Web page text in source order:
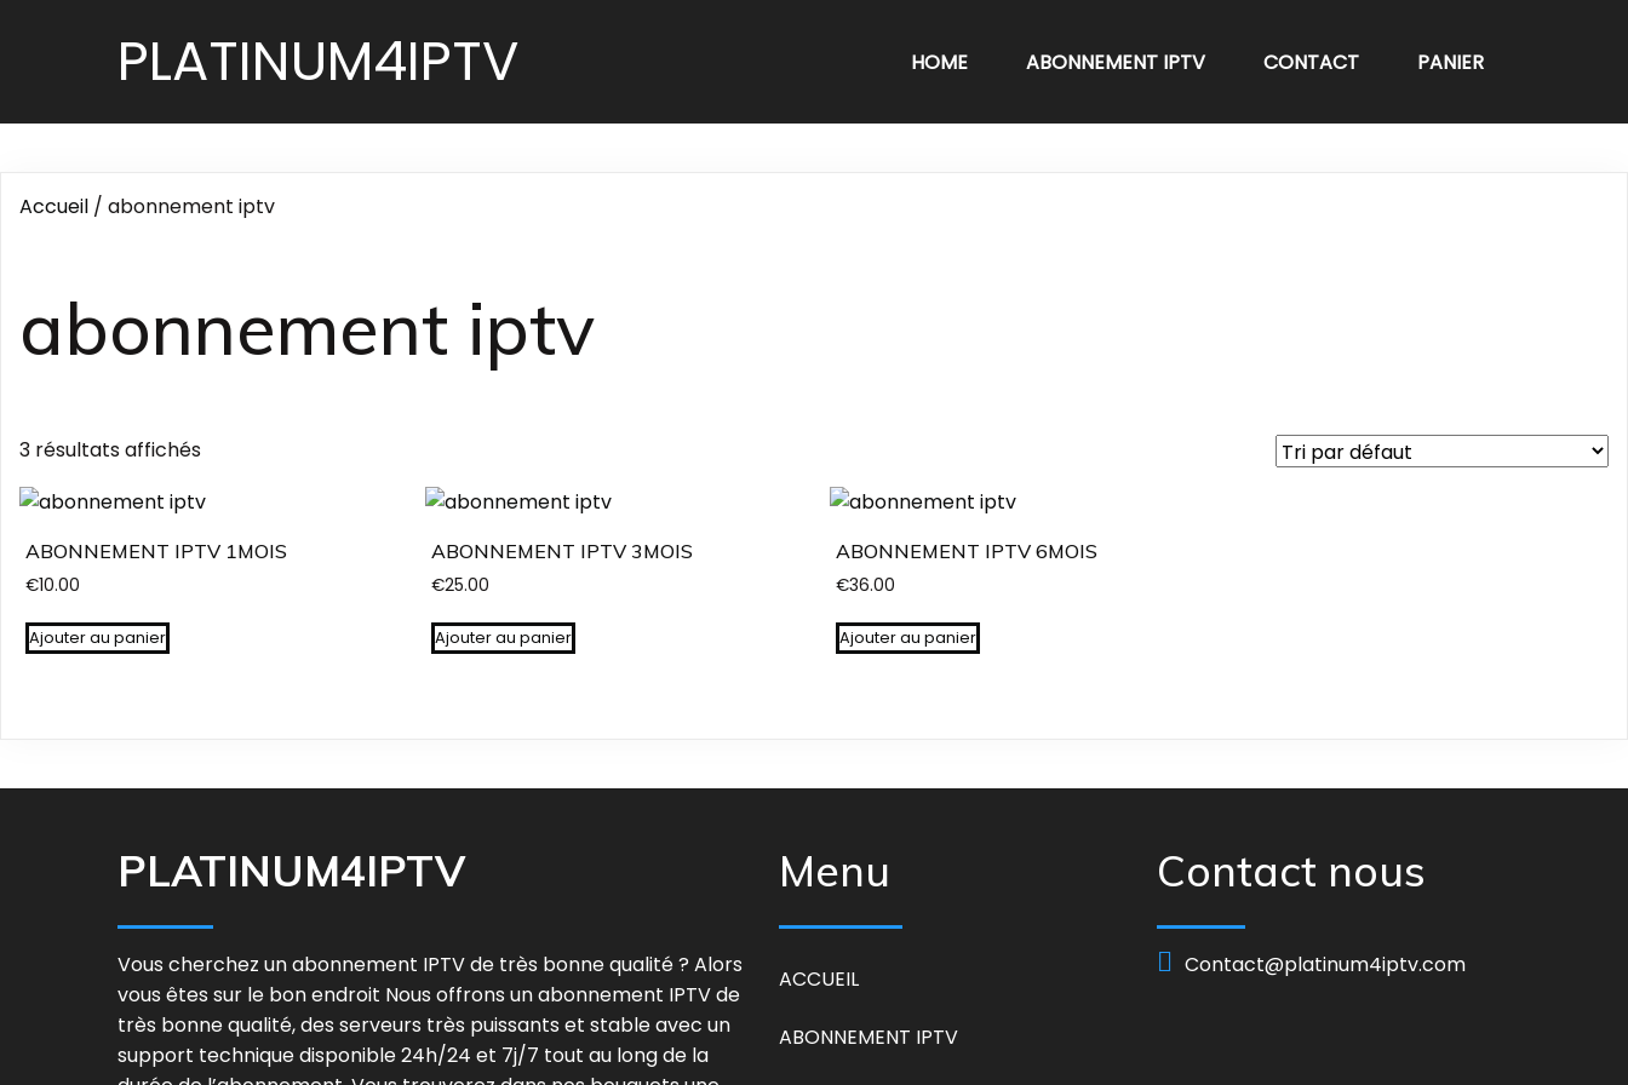
PLATINUM4IPTV HOME ABONNEMENT IPTV CONTACT PANIER
Accueil / abonnement iptv
abonnement iptv
3 résultats affichés
ABONNEMENT IPTV 1MOIS
€10.00
Ajouter au panier
ABONNEMENT IPTV 3MOIS
€25.00
Ajouter au panier
ABONNEMENT IPTV 6MOIS
€36.00
Ajouter au panier
PLATINUM4IPTV
Vous cherchez un abonnement IPTV de très bonne qualité ? Alors
vous êtes sur le bon endroit Nous offrons un abonnement IPTV de
très bonne qualité, des serveurs très puissants et stable avec un
support technique disponible 24h/24 et 7j/7 tout au long de la
Menu
ACCUEIL
ABONNEMENT IPTV
Contact nous
Contact@platinum4iptv.com